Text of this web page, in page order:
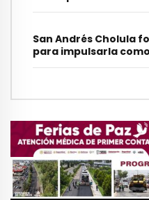
San Andrés Cholula
para impulsarla